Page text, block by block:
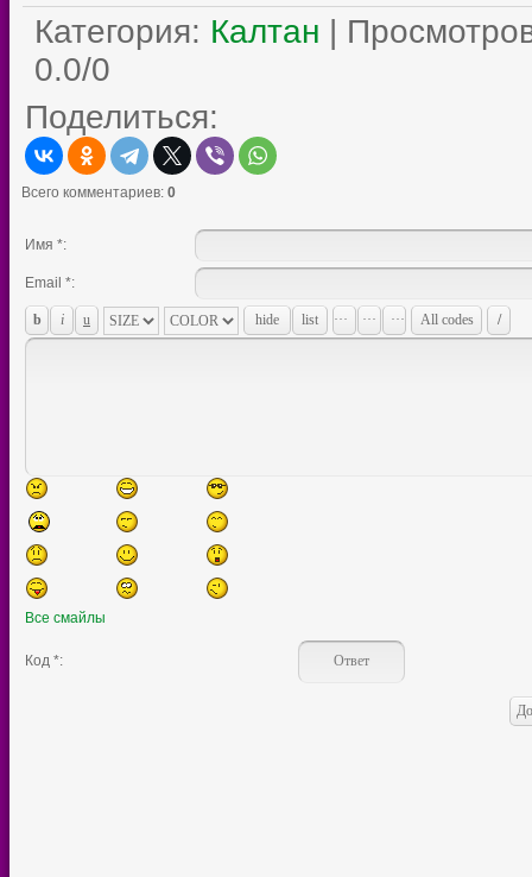
Категория: Калтан |
0.0/0
Поделиться:
Всего комментариев: 0
Имя *:
Email *:
Все смайлы
Код *: